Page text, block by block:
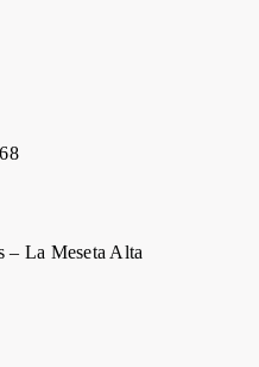
– La Meseta Alta